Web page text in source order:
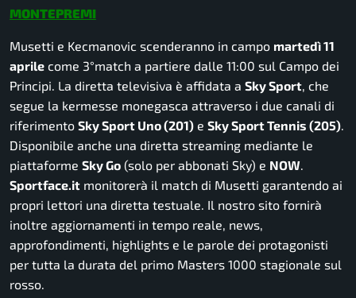
MONTEPREMI
Musetti e Kecmanovic scenderanno in campo martedì 11
aprile come 3°match a partiere dalle 11:00 sul Campo dei
Principi. La diretta televisiva è affidata a Sky Sport , che
segue la kermesse monegasca attraverso i due canali di
riferimento Sky Sport Uno (201) e Sky Sport Tennis (205)
Disponibile anche una diretta streaming mediante le
piattaforme Sky Go (solo per abbonati Sky) e NOW
Sportface.it monitorerà il match di Musetti garantendo ai
propri lettori una diretta testuale. Il nostro sito fornirà
inoltre aggiornamenti in tempo reale, news,
approfondimenti, highlights e le parole dei protagonisti
per tutta la durata del primo Masters 1000 stagionale sul
rosso.